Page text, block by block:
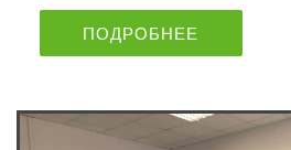
ПОДРОБНЕЕ